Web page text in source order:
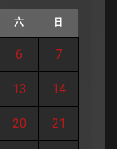
六 日
6 7
13 14
20 21